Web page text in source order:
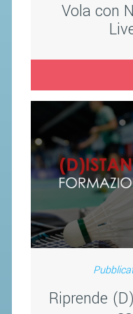
Vola con
Riprende